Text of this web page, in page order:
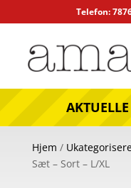
Telefon:
Hjem /
Sæt – Sort – L/XL